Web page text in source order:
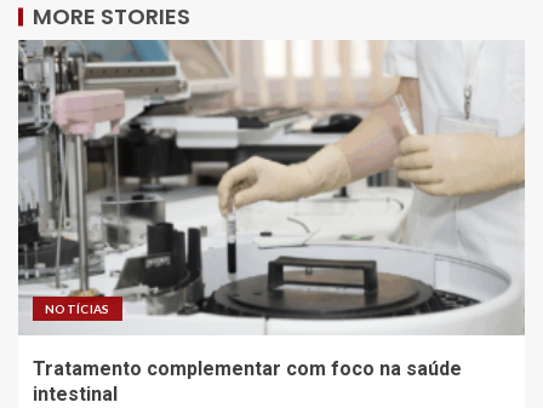
MORE STORIES
NOTÍCIAS
Tratamento complementar com foco na saúde
intestinal